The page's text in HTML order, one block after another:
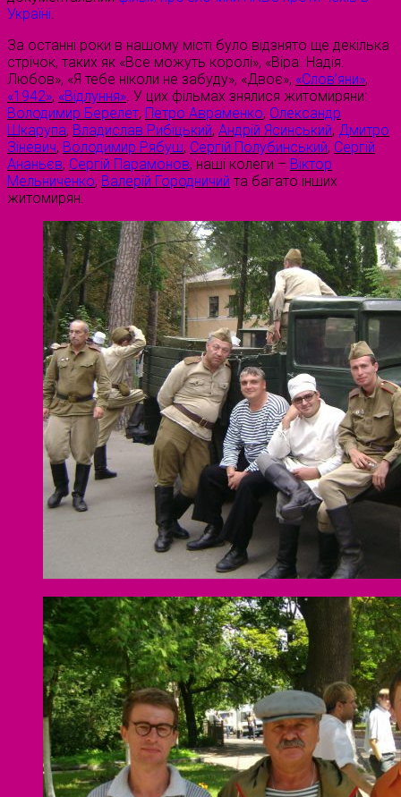
Україні.
За останні роки в нашому місті було відзнято ще декілька
стрічок, таких як «Все можуть королі», «Віра. Надія.
Любов», «Я тебе ніколи не забуду», «Двоє», «Слов’яни»,
«1942», «Відлуння». У цих фільмах знялися житомиряни:
Володимир Берелет, Петро Авраменко, Олександр
Шкарупа, Владислав Рибіцький, Андрій Ясинський, Дмитро
Зіневич, Володимир Рябуш, Сергій Полубинський, Сергій
Ананьєв, Сергій Парамонов, наші колеги – Віктор
Мельниченко, Валерій Городничий та багато інших
житомирян.